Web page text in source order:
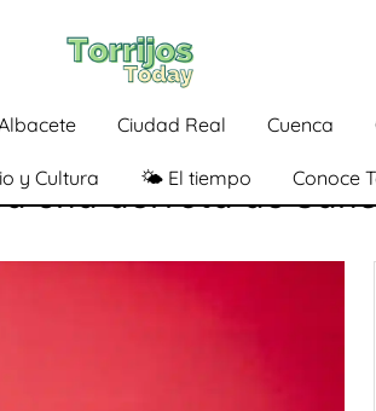
Ciudad Real Cuenca
y Cultura 🌤️ El tiempo Conoce
una derrota de